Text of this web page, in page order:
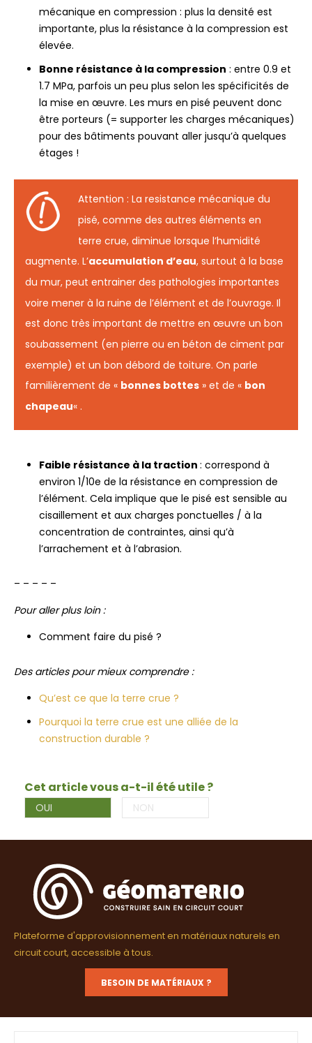
mécanique en compression : plus la densité est
importante, plus la résistance à la compression est
élevée.
Bonne résistance à la compression : entre 0.9 et
1.7 MPa, parfois un peu plus selon les spécificités de
la mise en œuvre. Les murs en pisé peuvent donc
être porteurs (= supporter les charges mécaniques)
pour des bâtiments pouvant aller jusqu’à quelques
étages !
Attention : La resistance mécanique du
pisé, comme des autres éléments en
terre crue, diminue lorsque l’humidité
augmente. L’accumulation d’eau, surtout à la base
du mur, peut entrainer des pathologies importantes
voire mener à la ruine de l’élément et de l’ouvrage. Il
est donc très important de mettre en œuvre un bon
soubassement (en pierre ou en béton de ciment par
exemple) et un bon débord de toiture. On parle
familièrement de « bonnes bottes » et de « bon
chapeau« .
Faible résistance à la traction : correspond à
environ 1/10e de la résistance en compression de
l’élément. Cela implique que le pisé est sensible au
cisaillement et aux charges ponctuelles / à la
concentration de contraintes, ainsi qu’à
l’arrachement et à l’abrasion.
– – – – –
Pour aller plus loin :
Comment faire du pisé ?
Des articles pour mieux comprendre :
Qu’est ce que la terre crue ?
Pourquoi la terre crue est une alliée de la
construction durable ?
Cet article vous a-t-il été utile ?
OUI NON
Plateforme d'approvisionnement en matériaux naturels en
circuit court, accessible à tous.
BESOIN DE MATÉRIAUX ?